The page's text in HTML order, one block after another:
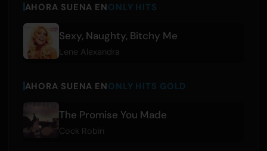
AHORA SUENA ENONLY HITS
Sexy, Naughty, Bitchy Me
Lene Alexandra
AHORA SUENA ENONLY HITS GOLD
The Promise You Made
Cock Robin